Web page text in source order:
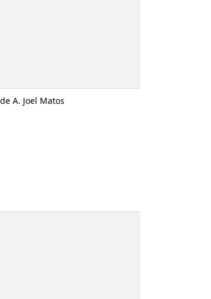
A. Joel Matos